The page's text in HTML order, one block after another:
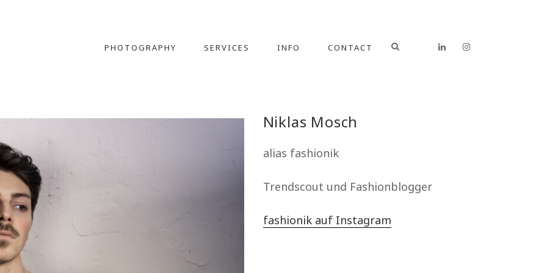
PHOTOGRAPHY SERVICES INFO CONTACT
Niklas Mosch
alias fashionik
Trendscout und Fashionblogger
fashionik auf Instagram